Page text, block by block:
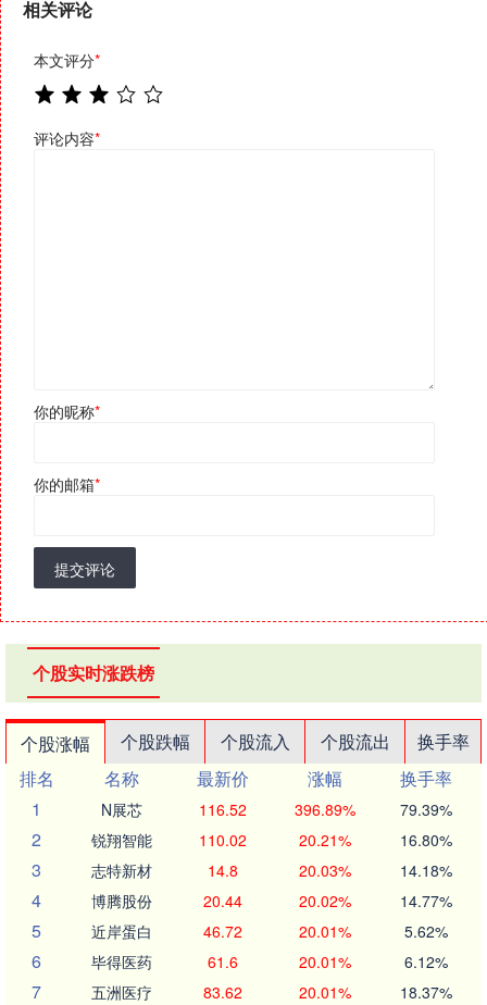
相关评论
本文评分*
评论内容*
你的昵称*
你的邮箱*
提交评论
个股实时涨跌榜
个股涨幅 个股跌幅 个股流入 个股流出
换手率
排名
名称 最新价 涨幅
换手率
1
N展芯 116.52 396.89% 79.39%
2 锐翔智能 110.02 20.21% 16.80%
3 志特新材 14.8 20.03% 14.18%
4 博腾股份 20.44 20.02% 14.77%
5 近岸蛋白 46.72 20.01% 5.62%
6 毕得医药 61.6 20.01% 6.12%
7 五洲医疗 83.62 20.01% 18.37%